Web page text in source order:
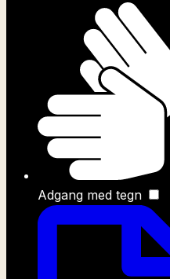
Adgang med tegn